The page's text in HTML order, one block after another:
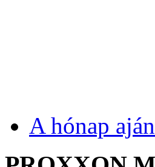
A hónap